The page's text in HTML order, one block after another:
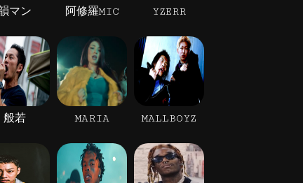
マン 阿修羅MIC YZERR
般若 MARIA MALLBOYZ